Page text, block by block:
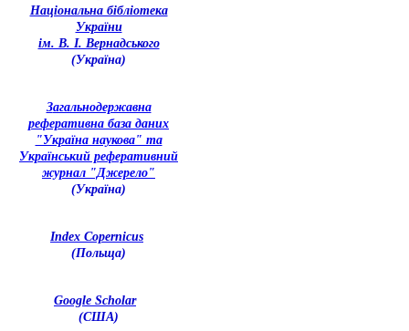
Національна бібліотека
України
ім. В. І. Вернадського
(Україна)
Загальнодержавна
реферативна база даних
"Україна наукова" та
Український реферативний
журнал "Джерело"
(Україна)
Index Copernicus
(Польща)
Google Scholar
(США)